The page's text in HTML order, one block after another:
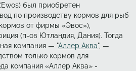
был приобретен
по производству кормов для рыб
от фирмы «Эвос»),
(п-ов Ютландия, Дания). Тогда
компания — "Аллер Аква", —
только кормов для
компания «Аллер Аква» -